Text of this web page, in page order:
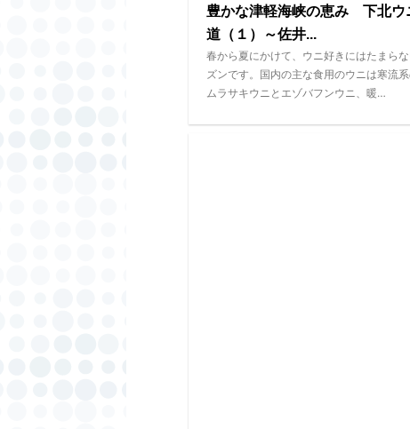
豊かな津軽海峡の恵み 下北ウ
道（１）～佐井...
春から夏にかけて、ウニ好きにはたまら
ズンです。国内の主な食用のウニは寒流
ムラサキウニとエゾバフンウニ、暖…